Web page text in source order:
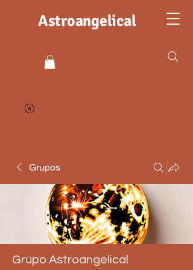
Astroangelical
Grupos
Grupo Astroangelical